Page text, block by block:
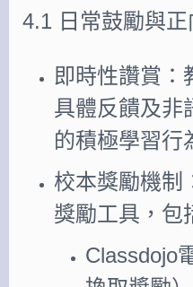
4.1 日常鼓勵與正
即時性讚賞：
具體反饋及非
的積極學習行
校本獎勵機制
獎勵工具，包
Classdojo